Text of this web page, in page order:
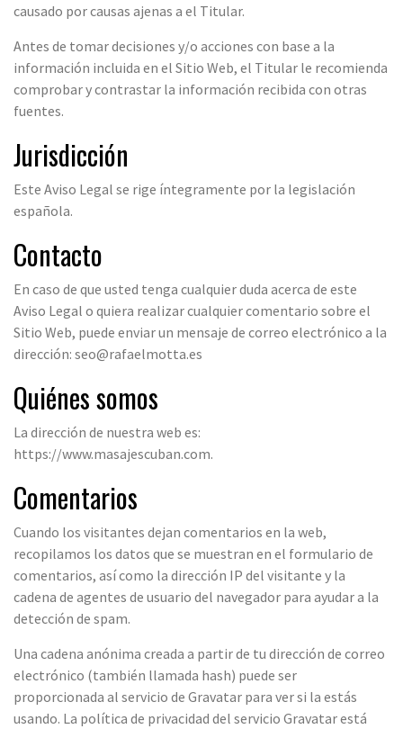
causado por causas ajenas a el Titular.
Antes de tomar decisiones y/o acciones con base a la
información incluida en el Sitio Web, el Titular le recomienda
comprobar y contrastar la información recibida con otras
fuentes.
Jurisdicción
Este Aviso Legal se rige íntegramente por la legislación
española.
Contacto
En caso de que usted tenga cualquier duda acerca de este
Aviso Legal o quiera realizar cualquier comentario sobre el
Sitio Web, puede enviar un mensaje de correo electrónico a la
dirección: seo@rafaelmotta.es
Quiénes somos
La dirección de nuestra web es:
https://www.masajescuban.com.
Comentarios
Cuando los visitantes dejan comentarios en la web,
recopilamos los datos que se muestran en el formulario de
comentarios, así como la dirección IP del visitante y la
cadena de agentes de usuario del navegador para ayudar a la
detección de spam.
Una cadena anónima creada a partir de tu dirección de correo
electrónico (también llamada hash) puede ser
proporcionada al servicio de Gravatar para ver si la estás
usando. La política de privacidad del servicio Gravatar está